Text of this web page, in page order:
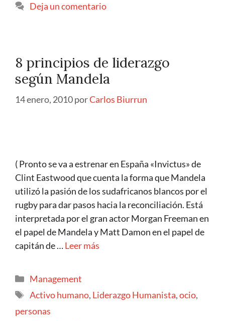
Deja un comentario
8 principios de liderazgo
según Mandela
14 enero, 2010porCarlos Biurrun
( Pronto se va a estrenar en España «Invictus» de
Clint Eastwood que cuenta la forma que Mandela
utilizó la pasión de los sudafricanos blancos por el
rugby para dar pasos hacia la reconciliación. Está
interpretada por el gran actor Morgan Freeman en
el papel de Mandela y Matt Damon en el papel de
capitán de …Leer más
Management
Activo humano, Liderazgo Humanista,ocio,
personas